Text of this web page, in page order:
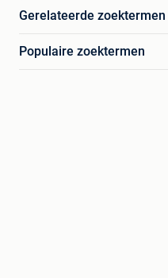
Gerelateerde zoektermen
Populaire zoektermen